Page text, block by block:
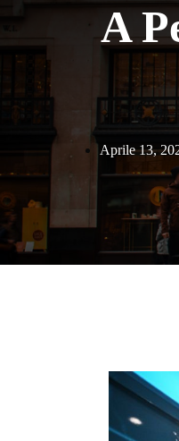
A
Aprile 13,